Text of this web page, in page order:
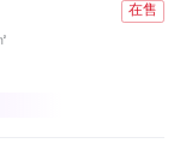
在售